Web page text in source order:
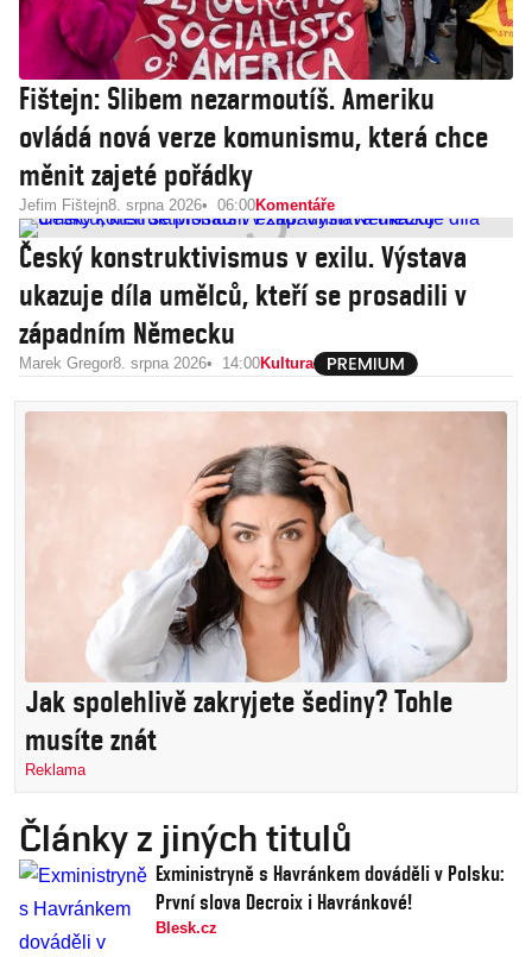
Fištejn: Slibem nezarmoutíš. Ameriku
ovládá nová verze komunismu, která chce
měnit zajeté pořádky
Jefim Fištejn8. srpna 2026 06:00Komentáře
Český konstruktivismus v exilu. Výstava
ukazuje díla umělců, kteří se prosadili v
západním Německu
Marek Gregor8. srpna 2026 14:00Kultura
Jak spolehlivě zakryjete šediny? Tohle
musíte znát
Reklama
Články z jiných titulů
Exministryně s Havránkem dováděli v Polsku:
První slova Decroix i Havránkové!
Blesk.cz